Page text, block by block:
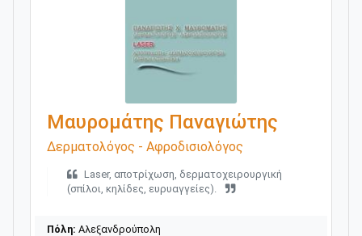
Μαυρομάτης Παναγιώτης
Δερματολόγος - Αφροδισιολόγος
Laser, αποτρίχωση, δερματοχειρουργική
(σπίλοι, κηλίδες, ευρυαγγείες).
Πόλη: Αλεξανδρούπολη